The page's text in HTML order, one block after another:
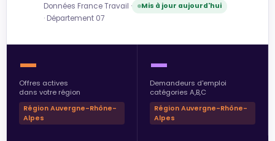
Données France Travail · Mis à jour aujourd'hui
· Département 07
—
Offres actives
dans votre région
Région Auvergne-Rhône-
Alpes
—
Demandeurs d'emploi
catégories A,B,C
Région Auvergne-Rhône-
Alpes